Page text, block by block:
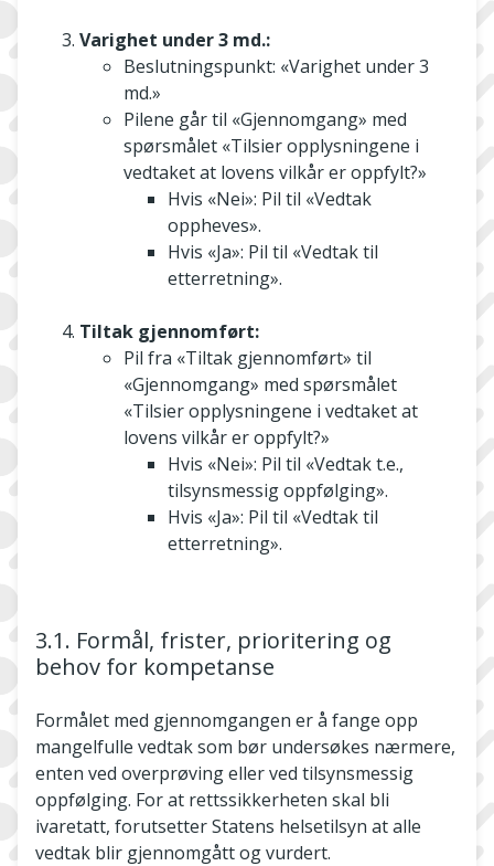
Varighet under 3 md.:
Beslutningspunkt: «Varighet under 3
md.»
Pilene går til «Gjennomgang» med
spørsmålet «Tilsier opplysningene i
vedtaket at lovens vilkår er oppfylt?»
Hvis «Nei»: Pil til «Vedtak
oppheves».
Hvis «Ja»: Pil til «Vedtak til
etterretning».
Tiltak gjennomført:
Pil fra «Tiltak gjennomført» til
«Gjennomgang» med spørsmålet
«Tilsier opplysningene i vedtaket at
lovens vilkår er oppfylt?»
Hvis «Nei»: Pil til «Vedtak t.e.,
tilsynsmessig oppfølging».
Hvis «Ja»: Pil til «Vedtak til
etterretning».
3.1. Formål, frister, prioritering og
behov for kompetanse
Formålet med gjennomgangen er å fange opp
mangelfulle vedtak som bør undersøkes nærmere,
enten ved overprøving eller ved tilsynsmessig
oppfølging. For at rettssikkerheten skal bli
ivaretatt, forutsetter Statens helsetilsyn at alle
vedtak blir gjennomgått og vurdert.